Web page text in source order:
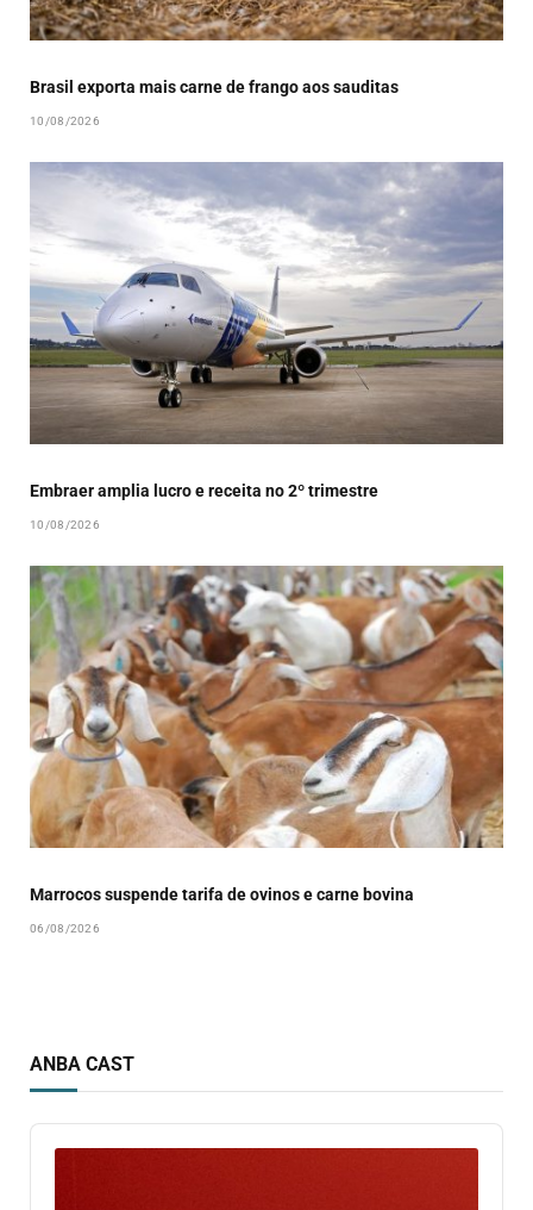
Brasil exporta mais carne de frango aos sauditas
10/08/2026
Embraer amplia lucro e receita no 2º trimestre
10/08/2026
Marrocos suspende tarifa de ovinos e carne bovina
06/08/2026
ANBA CAST
Audio
Player